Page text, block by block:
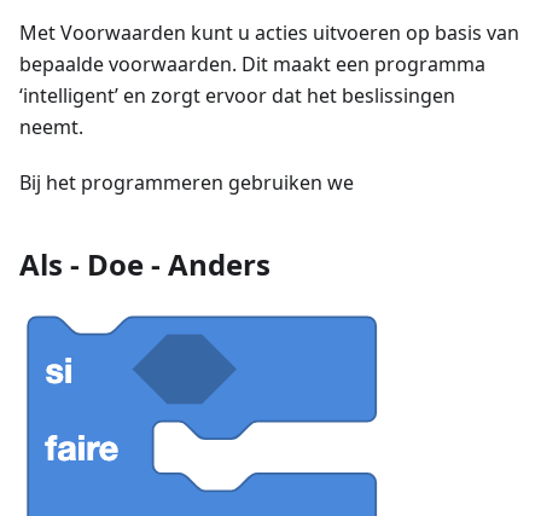
Met Voorwaarden kunt u acties uitvoeren op basis van
bepaalde voorwaarden. Dit maakt een programma
‘intelligent’ en zorgt ervoor dat het beslissingen
neemt.
Bij het programmeren gebruiken we
Als - Doe - Anders